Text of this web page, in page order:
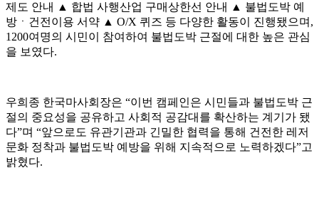
제도 안내 ▲ 합법 사행산업 구매상한선 안내 ▲ 불법도박 예
방ㆍ건전이용 서약 ▲ O/X 퀴즈 등 다양한 활동이 진행됐으며,
1200여명의 시민이 참여하여 불법도박 근절에 대한 높은 관심
을 보였다.
우희종 한국마사회장은 “이번 캠페인은 시민들과 불법도박 근
절의 중요성을 공유하고 사회적 공감대를 확산하는 계기가 됐
다”며 “앞으로도 유관기관과 긴밀한 협력을 통해 건전한 레저
문화 정착과 불법도박 예방을 위해 지속적으로 노력하겠다”고
밝혔다.